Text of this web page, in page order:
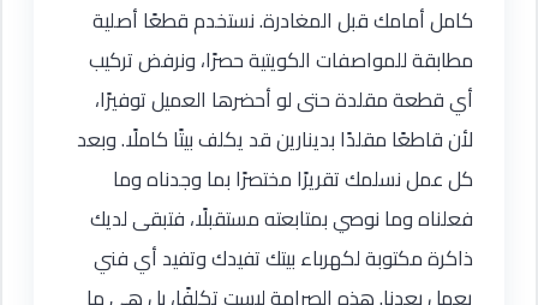
كامل أمامك قبل المغادرة. نستخدم قطعًا أصلية
مطابقة للمواصفات الكويتية حصرًا، ونرفض تركيب
أي قطعة مقلدة حتى لو أحضرها العميل توفيرًا،
لأن قاطعًا مقلدًا بدينارين قد يكلف بيتًا كاملًا. وبعد
كل عمل نسلمك تقريرًا مختصرًا بما وجدناه وما
فعلناه وما نوصي بمتابعته مستقبلًا، فتبقى لديك
ذاكرة مكتوبة لكهرباء بيتك تفيدك وتفيد أي فني
يعمل بعدنا. هذه الصرامة ليست تكلفًا، بل هي ما